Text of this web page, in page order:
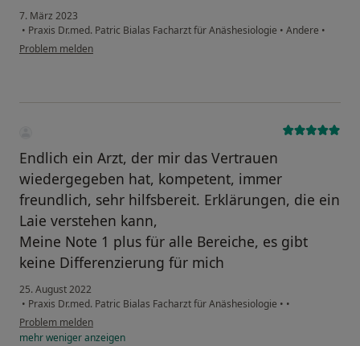
7. März 2023
• Praxis Dr.med. Patric Bialas Facharzt für Anäshesiologie • Andere •
Problem melden
Endlich ein Arzt, der mir das Vertrauen
wiedergegeben hat, kompetent, immer
freundlich, sehr hilfsbereit. Erklärungen, die ein
Laie verstehen kann,
Meine Note 1 plus für alle Bereiche, es gibt
keine Differenzierung für mich
25. August 2022
• Praxis Dr.med. Patric Bialas Facharzt für Anäshesiologie • •
Problem melden
mehrwenigeranzeigen